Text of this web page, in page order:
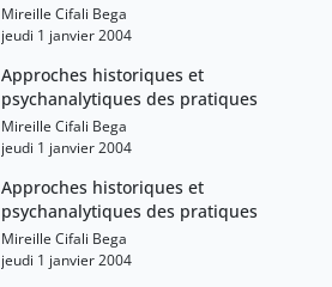
Mireille Cifali Bega
jeudi 1 janvier 2004
Approches historiques et
psychanalytiques des pratiques
Mireille Cifali Bega
jeudi 1 janvier 2004
Approches historiques et
psychanalytiques des pratiques
Mireille Cifali Bega
jeudi 1 janvier 2004